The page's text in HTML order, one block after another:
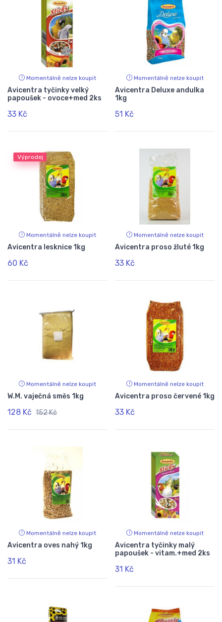
Momentálně nelze koupit
Avicentra tyčinky velký
papoušek - ovoce+med 2ks
33 Kč
Momentálně nelze koupit
Avicentra Deluxe andulka
1kg
51 Kč
Výprodej
Momentálně nelze koupit
Avicentra lesknice 1kg
60 Kč
Momentálně nelze koupit
Avicentra proso žluté 1kg
33 Kč
Momentálně nelze koupit
W.M. vaječná směs 1kg
128 Kč 152 Kč
Momentálně nelze koupit
Avicentra proso červené 1kg
33 Kč
Momentálně nelze koupit
Avicentra oves nahý 1kg
31 Kč
Momentálně nelze koupit
Avicentra tyčinky malý
papoušek - vitam.+med 2ks
31 Kč